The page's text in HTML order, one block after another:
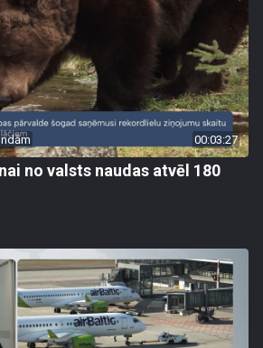
00:03:27
no valsts naudas atvēl 180